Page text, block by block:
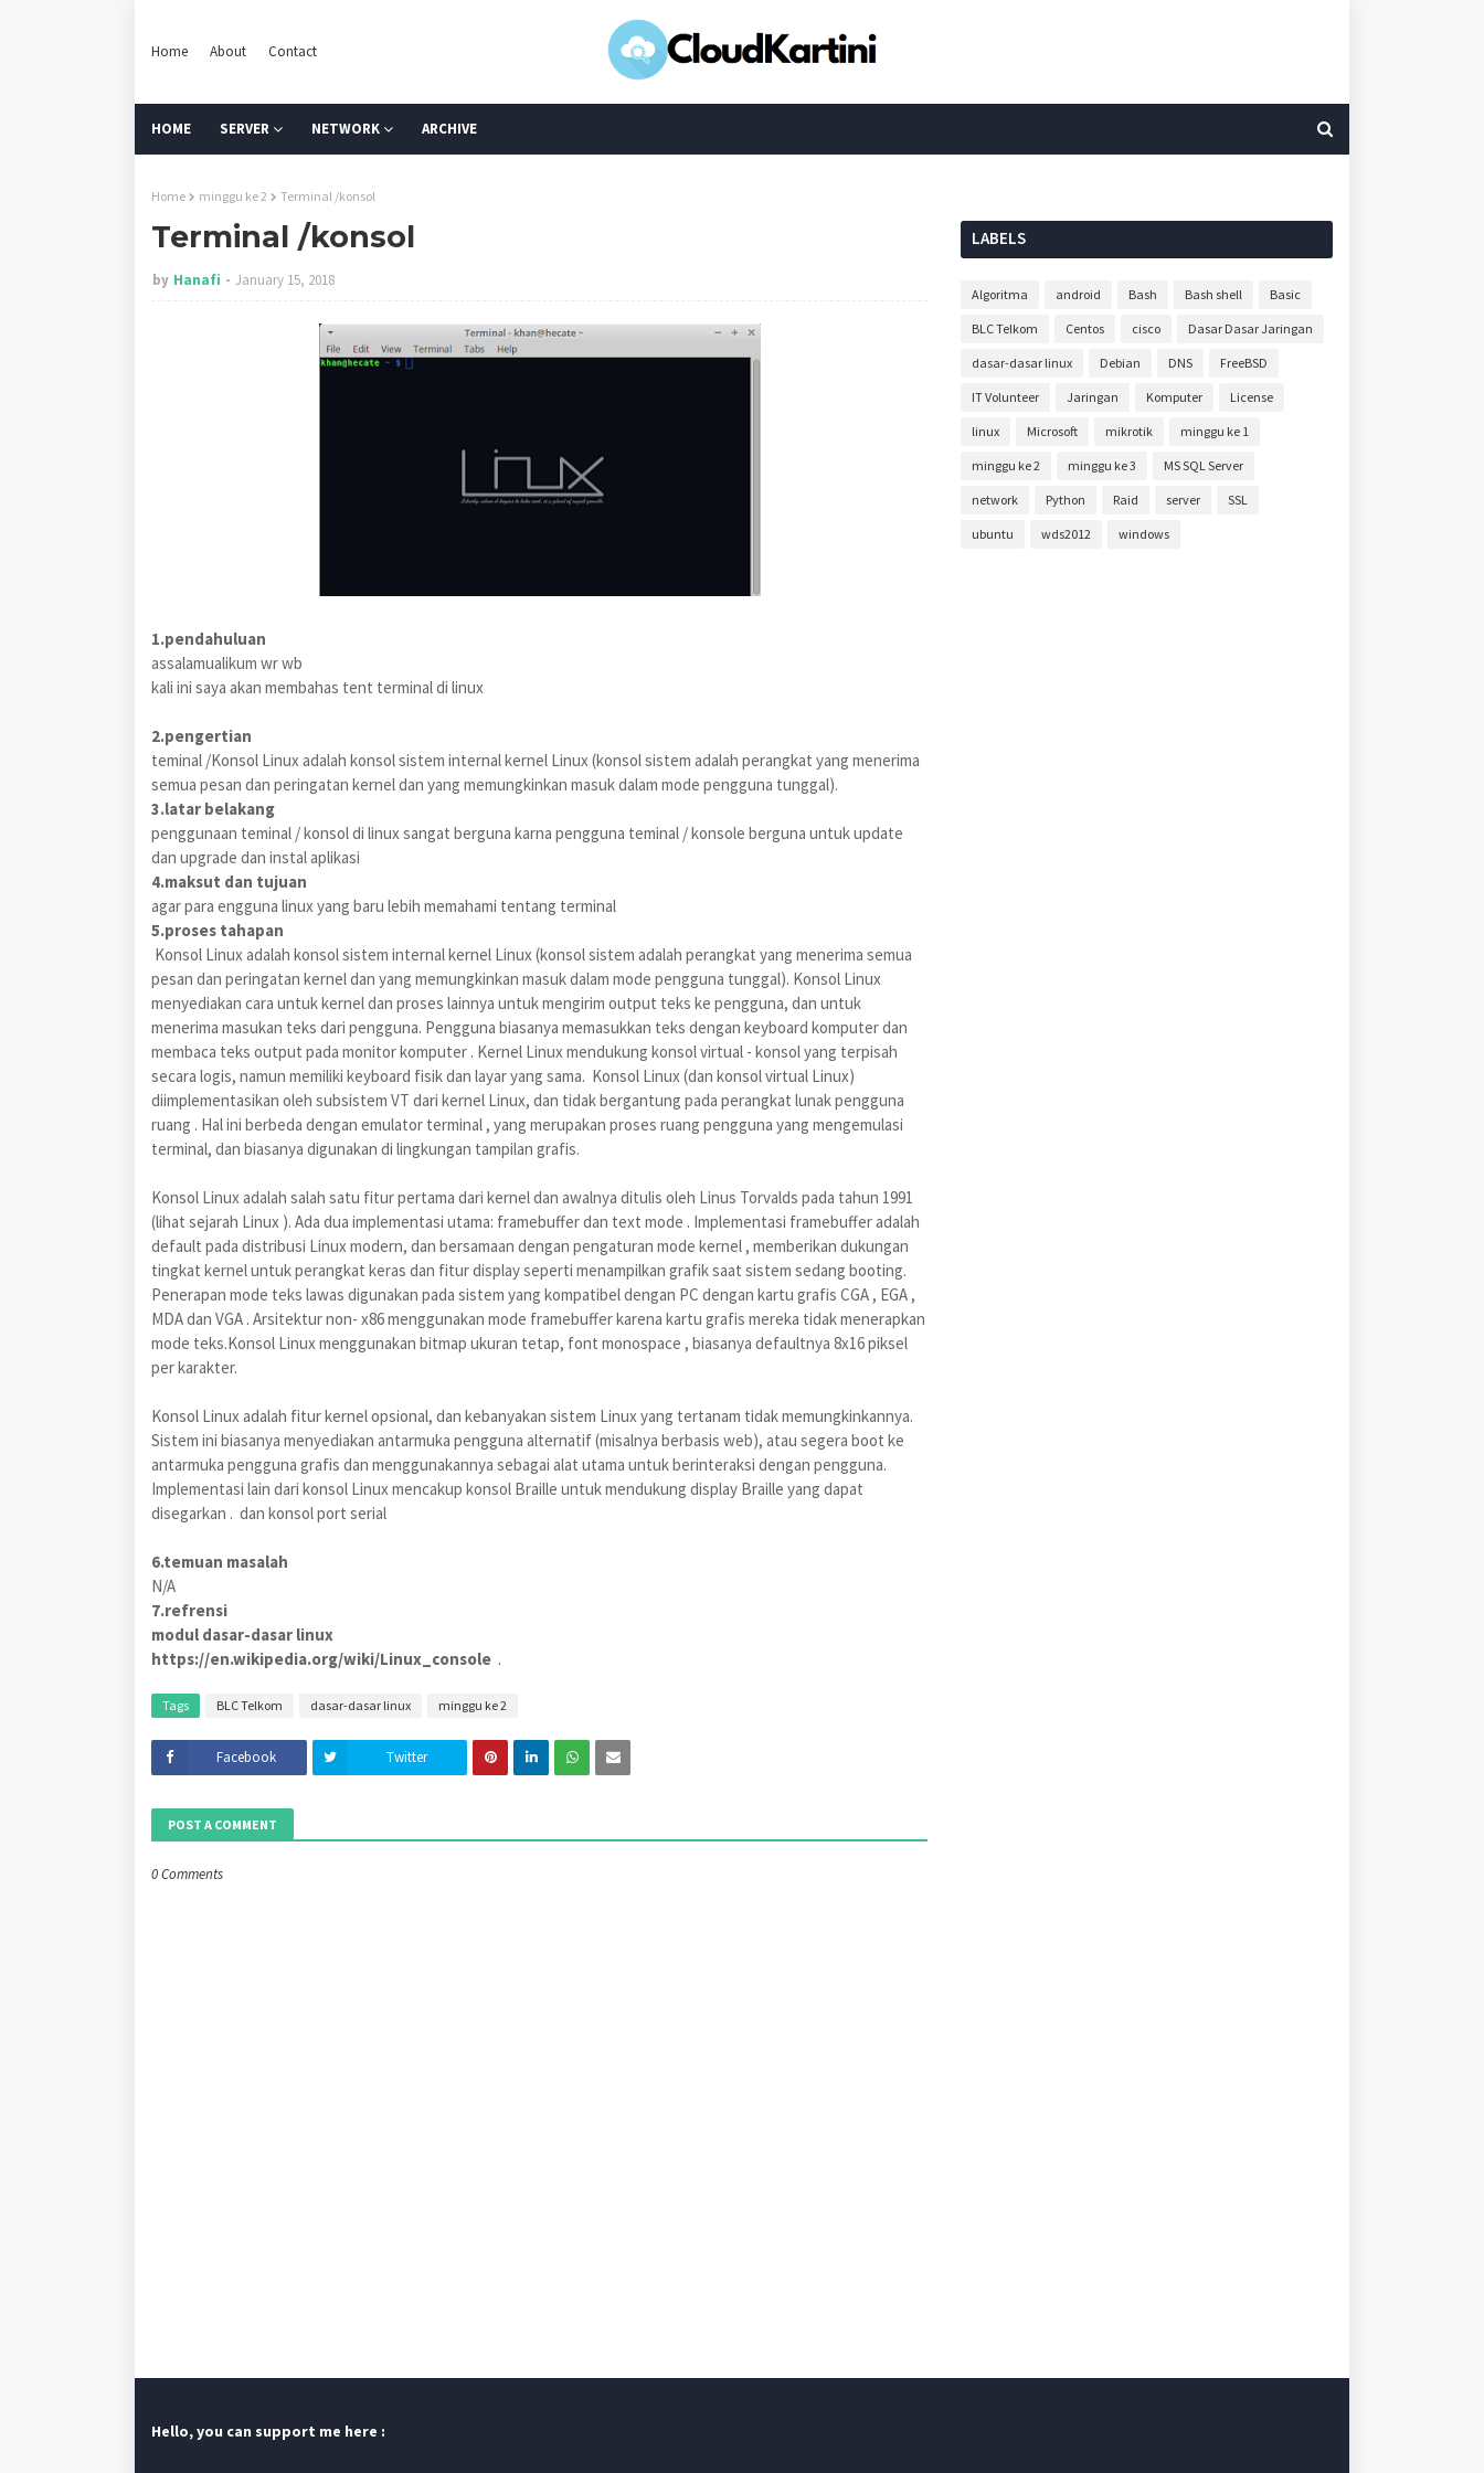
Home About Contact
HOME SERVER NETWORK ARCHIVE
Home minggu ke 2 Terminal /konsol
Terminal /konsol
by Hanafi January 15, 2018
1.pendahuluan
assalamualikum wr wb
kali ini saya akan membahas tent terminal di linux
2.pengertian
teminal /Konsol Linux adalah konsol sistem internal kernel Linux (konsol sistem adalah perangkat yang menerima
semua pesan dan peringatan kernel dan yang memungkinkan masuk dalam mode pengguna tunggal).
3.latar belakang
penggunaan teminal / konsol di linux sangat berguna karna pengguna teminal / konsole berguna untuk update
dan upgrade dan instal aplikasi
4.maksut dan tujuan
agar para engguna linux yang baru lebih memahami tentang terminal
5.proses tahapan
Konsol Linux adalah konsol sistem internal kernel Linux (konsol sistem adalah perangkat yang menerima semua
pesan dan peringatan kernel dan yang memungkinkan masuk dalam mode pengguna tunggal). Konsol Linux
menyediakan cara untuk kernel dan proses lainnya untuk mengirim output teks ke pengguna, dan untuk
menerima masukan teks dari pengguna. Pengguna biasanya memasukkan teks dengan keyboard komputer dan
membaca teks output pada monitor komputer . Kernel Linux mendukung konsol virtual - konsol yang terpisah
secara logis, namun memiliki keyboard fisik dan layar yang sama. Konsol Linux (dan konsol virtual Linux)
diimplementasikan oleh subsistem VT dari kernel Linux, dan tidak bergantung pada perangkat lunak pengguna
ruang . Hal ini berbeda dengan emulator terminal , yang merupakan proses ruang pengguna yang mengemulasi
terminal, dan biasanya digunakan di lingkungan tampilan grafis.
Konsol Linux adalah salah satu fitur pertama dari kernel dan awalnya ditulis oleh Linus Torvalds pada tahun 1991
(lihat sejarah Linux ). Ada dua implementasi utama: framebuffer dan text mode . Implementasi framebuffer adalah
default pada distribusi Linux modern, dan bersamaan dengan pengaturan mode kernel , memberikan dukungan
tingkat kernel untuk perangkat keras dan fitur display seperti menampilkan grafik saat sistem sedang booting.
Penerapan mode teks lawas digunakan pada sistem yang kompatibel dengan PC dengan kartu grafis CGA , EGA ,
MDA dan VGA . Arsitektur non- x86 menggunakan mode framebuffer karena kartu grafis mereka tidak menerapkan
mode teks.Konsol Linux menggunakan bitmap ukuran tetap, font monospace , biasanya defaultnya 8x16 piksel
per karakter.
Konsol Linux adalah fitur kernel opsional, dan kebanyakan sistem Linux yang tertanam tidak memungkinkannya.
Sistem ini biasanya menyediakan antarmuka pengguna alternatif (misalnya berbasis web), atau segera boot ke
antarmuka pengguna grafis dan menggunakannya sebagai alat utama untuk berinteraksi dengan pengguna.
Implementasi lain dari konsol Linux mencakup konsol Braille untuk mendukung display Braille yang dapat
disegarkan . dan konsol port serial
6.temuan masalah
N/A
7.refrensi
modul dasar-dasar linux
https://en.wikipedia.org/wiki/Linux_console .
Tags BLC Telkom dasar-dasar linux minggu ke 2
Facebook Twitter
POST A COMMENT
0 Comments
LABELS
Algoritma android Bash Bash shell Basic
BLC Telkom Centos cisco Dasar Dasar Jaringan
dasar-dasar linux Debian DNS FreeBSD
IT Volunteer Jaringan Komputer License
linux Microsoft mikrotik minggu ke 1
minggu ke 2 minggu ke 3 MS SQL Server
network Python Raid server SSL
ubuntu wds2012 windows
Hello, you can support me here :